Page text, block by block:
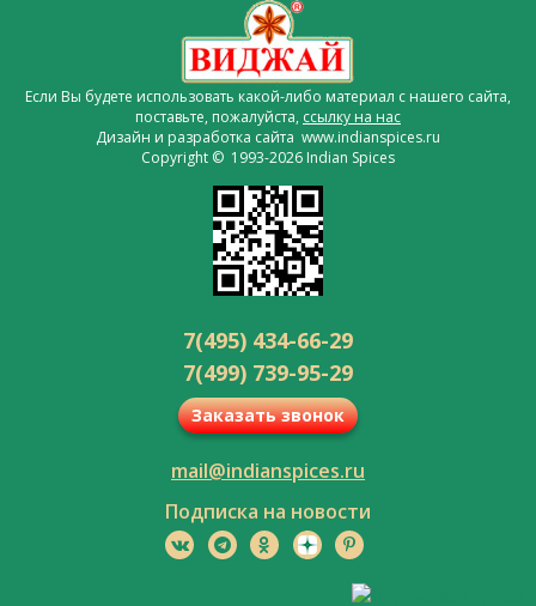
Если Вы будете использовать какой-либо материал с нашего сайта,
поставьте, пожалуйста, ссылку на нас
Дизайн и разработка сайта www.indianspices.ru
Copyright © 1993-2026 Indian Spices
7(495) 434-66-29
7(499) 739-95-29
Заказать звонок
mail@indianspices.ru
Подписка на новости